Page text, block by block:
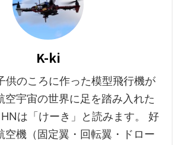
K-ki
供のころに作った模型飛行機が
空宇宙の世界に足を踏み入れた
は「けーき」と読みます。 好
空機（固定翼・回転翼・ドロー